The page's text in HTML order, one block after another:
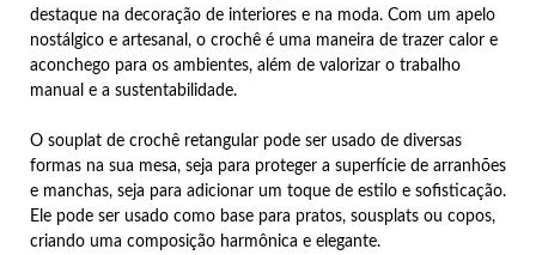
destaque na decoração de interiores e na moda. Com um apelo
nostálgico e artesanal, o crochê é uma maneira de trazer calor e
aconchego para os ambientes, além de valorizar o trabalho
manual e a sustentabilidade.
O souplat de crochê retangular pode ser usado de diversas
formas na sua mesa, seja para proteger a superfície de arranhões
e manchas, seja para adicionar um toque de estilo e sofisticação.
Ele pode ser usado como base para pratos, sousplats ou copos,
criando uma composição harmônica e elegante.